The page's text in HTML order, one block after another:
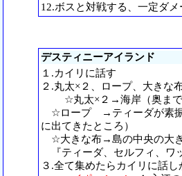
12.ボスと対戦する、一定ダ
デスティニーアイランド
１.カイリに話す
２.丸太×２、ロープ、大きな
☆丸太×２→海岸（奥まで
☆ロープ →ティーダが素振
に出てきたところ）
☆大きな布→島の中央の大
『ティーダ、セルフィ、ワ
３.全て集めたらカイリに話し